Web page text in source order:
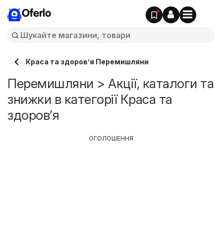
Oferlo
Краса та здоров’я Перемишляни
Перемишляни > Акції, каталоги та
знижки в категорії Краса та
здоров’я
ОГОЛОШЕННЯ